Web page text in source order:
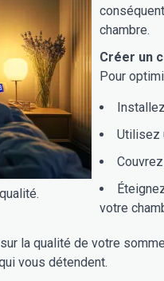
chambre.
Créer un
Pour
Utilisez
votre
la qualité de votre
vous détendent.